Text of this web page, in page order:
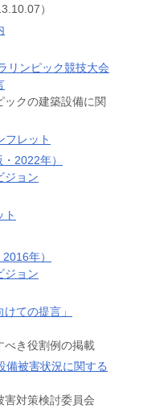
）
リンピック競技大会
クの建築設備に関
フレット
2022年）
ジョン
ト
年）
ジョン
ての提言」
き役割例の掲載
備被害状況に関する
対策検討委員会